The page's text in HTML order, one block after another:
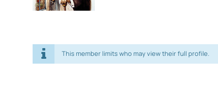
This member limits who may view their full profile.